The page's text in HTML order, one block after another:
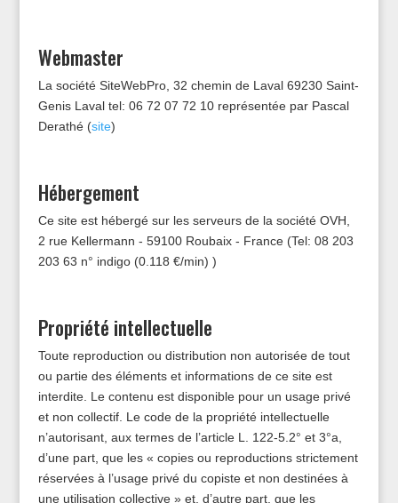
Webmaster
La société SiteWebPro, 32 chemin de Laval 69230 Saint-
Genis Laval tel: 06 72 07 72 10 représentée par Pascal
Derathé (site)
Hébergement
Ce site est hébergé sur les serveurs de la société OVH,
2 rue Kellermann - 59100 Roubaix - France (Tel: 08 203
203 63 n° indigo (0.118 €/min) )
Propriété intellectuelle
Toute reproduction ou distribution non autorisée de tout
ou partie des éléments et informations de ce site est
interdite. Le contenu est disponible pour un usage privé
et non collectif. Le code de la propriété intellectuelle
n’autorisant, aux termes de l’article L. 122-5.2° et 3°a,
d’une part, que les « copies ou reproductions strictement
réservées à l’usage privé du copiste et non destinées à
une utilisation collective » et, d’autre part, que les